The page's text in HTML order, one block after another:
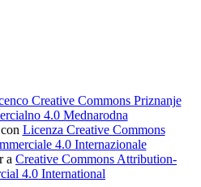
Creative Commons Priznanje
4.0 Mednarodna
Licenza Creative Commons
4.0 Internazionale
a Creative Commons Attribution-
4.0 International